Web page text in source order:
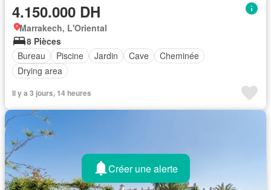
4.150.000 DH
Marrakech, L'Oriental
8 Pièces
Bureau
Piscine Jardin Cave
Cheminée
Drying area
Il y a 3 jours, 14 heures
Créer une alerte